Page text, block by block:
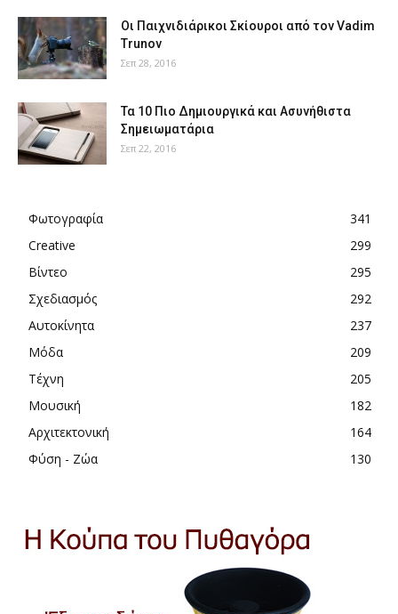
Οι Παιχνιδιάρικοι Σκίουροι από τον Vadim
Trunov
Σεπ 28, 2016
Τα 10 Πιο Δημιουργικά και Ασυνήθιστα
Σημειωματάρια
Σεπ 22, 2016
Φωτογραφία
341
Creative
299
Βίντεο
295
Σχεδιασμός
292
Αυτοκίνητα
237
Μόδα
209
Τέχνη
205
Μουσική
182
Αρχιτεκτονική
164
Φύση - Ζώα
130